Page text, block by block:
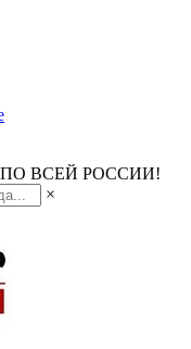
ВСЕЙ РОССИИ!
×